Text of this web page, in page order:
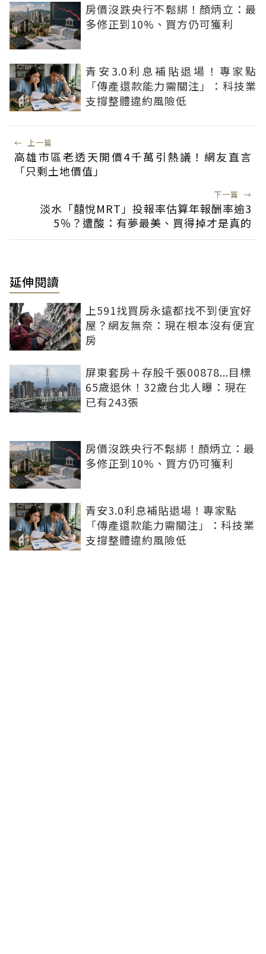
房價沒跌央行不鬆綁！顏炳立：最
多修正到10%、買方仍可獲利
青安3.0利息補貼退場！專家點
「傳產還款能力需關注」：科技業
支撐整體違約風險低
← 上一篇
高雄市區老透天開價4千萬引熱議！網友直言
「只剩土地價值」
下一篇 →
淡水「囍悅MRT」投報率估算年報酬率逾3
5％？遭酸：有夢最美、買得掉才是真的
延伸閱讀
上591找買房永遠都找不到便宜好
屋？網友無奈：現在根本沒有便宜
房
屏東套房＋存股千張00878...目標
65歲退休！32歲台北人曝：現在
已有243張
房價沒跌央行不鬆綁！顏炳立：最
多修正到10%、買方仍可獲利
青安3.0利息補貼退場！專家點
「傳產還款能力需關注」：科技業
支撐整體違約風險低